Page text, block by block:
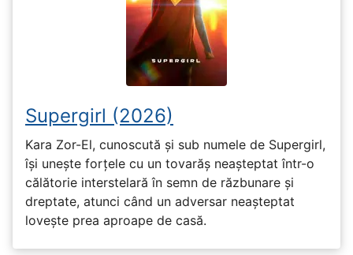
Supergirl (2026)
Kara Zor-El, cunoscută și sub numele de Supergirl,
își unește forțele cu un tovarăș neașteptat într-o
călătorie interstelară în semn de răzbunare și
dreptate, atunci când un adversar neașteptat
lovește prea aproape de casă.